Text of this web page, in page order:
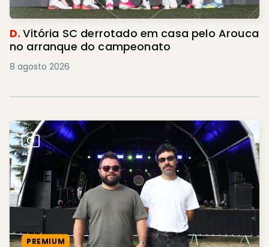
D.Vitória SC derrotado em casa pelo Arouca
no arranque do campeonato
8 agosto 2026
PREMIUM